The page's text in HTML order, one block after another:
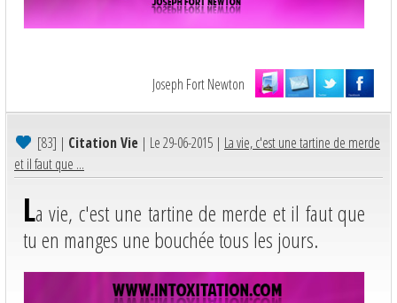
Joseph Fort Newton
[83] | Citation Vie | Le 29-06-2015 | La vie, c'est une tartine de merde
et il faut que ...
La vie, c'est une tartine de merde et il faut que
tu en manges une bouchée tous les jours.